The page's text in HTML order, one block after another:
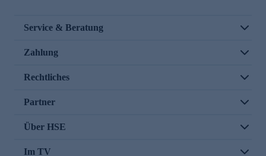
Service & Beratung
Zahlung
Rechtliches
Partner
Über HSE
Im TV